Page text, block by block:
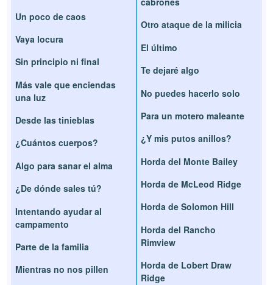
Un poco de caos
Vaya locura
Sin principio ni final
Más vale que enciendas
una luz
Desde las tinieblas
¿Cuántos cuerpos?
Algo para sanar el alma
¿De dónde sales tú?
Intentando ayudar al
campamento
Parte de la familia
Mientras no nos pillen
Otro ataque de la milicia
El último
Te dejaré algo
No puedes hacerlo solo
Para un motero maleante
¿Y mis putos anillos?
Horda del Monte Bailey
Horda de McLeod Ridge
Horda de Solomon Hill
Horda del Rancho
Rimview
Horda de Lobert Draw
Ridge